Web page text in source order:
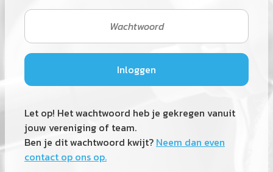
Let op! Het wachtwoord heb je gekregen vanuit
jouw vereniging of team.
Ben je dit wachtwoord kwijt? Neem dan even
contact op ons op.